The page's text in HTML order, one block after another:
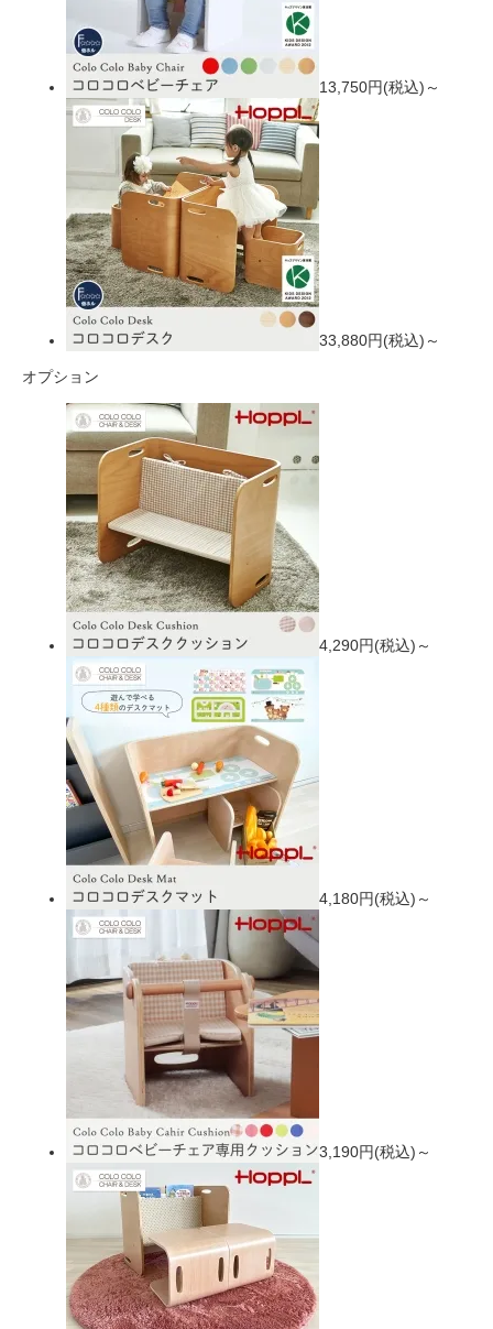
13,750円(税込)～
33,880円(税込)～
オプション
4,290円(税込)～
4,180円(税込)～
3,190円(税込)～